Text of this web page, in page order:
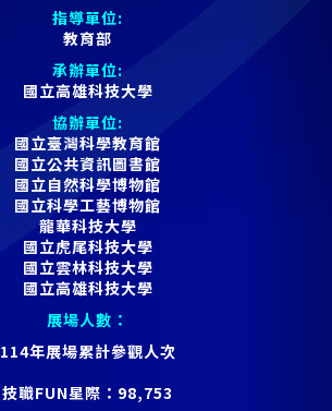
指導單位:
教育部
承辦單位:
國立高雄科技大學
協辦單位:
國立臺灣科學教育館
國立公共資訊圖書館
國立自然科學博物館
國立科學工藝博物館
龍華科技大學
國立虎尾科技大學
國立雲林科技大學
國立高雄科技大學
展場人數：
114年展場累計參觀人次
技職FUN星際： 98,753